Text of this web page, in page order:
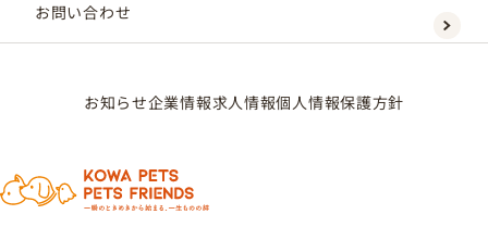
お問い合わせ
お知らせ企業情報求人情報個人情報保護方針